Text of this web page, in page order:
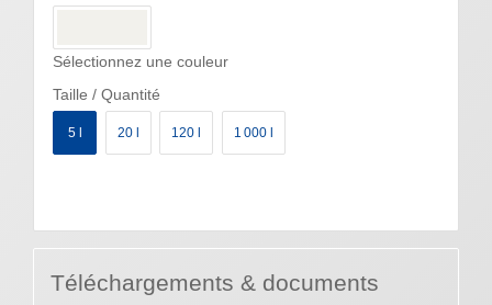
Sélectionnez une couleur
Taille / Quantité
5 l 20 l 120 l 1 000 l
Téléchargements & documents